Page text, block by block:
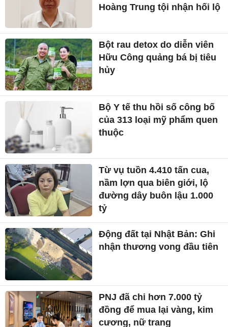
Hoàng Trung tội nhận hối lộ
Bột rau detox do diễn viên
Hữu Công quảng bá bị tiêu
hủy
Bộ Y tế thu hồi số công bố
của 313 loại mỹ phẩm quen
thuộc
Từ vụ tuồn 4.410 tấn cua,
nầm lợn qua biên giới, lộ
đường dây buôn lậu 1.000
tỷ
Động đất tại Nhật Bản: Ghi
nhận thương vong đầu tiên
PNJ đã chi hơn 7.000 tỷ
đồng để mua lại vàng, kim
cương, nữ trang